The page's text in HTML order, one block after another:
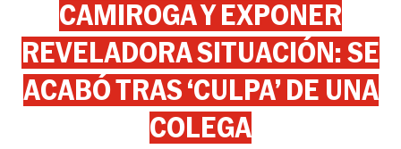
CAMIROGA Y EXPONER
REVELADORA SITUACIÓN: SE
ACABÓ TRAS ‘CULPA’ DE UNA
COLEGA